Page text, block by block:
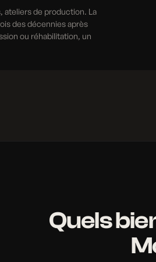
ateliers de production. La
des décennies après
ou réhabilitation, un
Quels